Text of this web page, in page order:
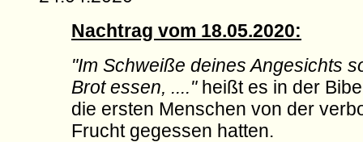
Nachtrag vom 18.05.2020:
"Im Schweiße deines Angesichts
Brot essen, ...."heißt es in der
die ersten Menschen von der
Frucht gegessen hatten.